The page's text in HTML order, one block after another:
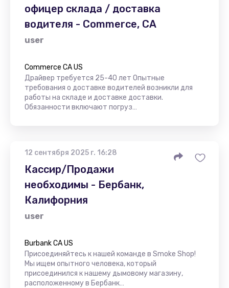
офицер склада / доставка
водителя - Commerce, CA
user
Commerce CA US
Драйвер требуется 25-40 лет Опытные
требования о доставке водителей возникли для
работы на складе и доставке доставки.
Обязанности включают погруз…
12 сентября 2025 г. 16:28
Кассир/Продажи
необходимы - Бербанк,
Калифорния
user
Burbank CA US
Присоединяйтесь к нашей команде в Smoke Shop!
Мы ищем опытного человека, который
присоединился к нашему дымовому магазину,
расположенному в Бербанк…